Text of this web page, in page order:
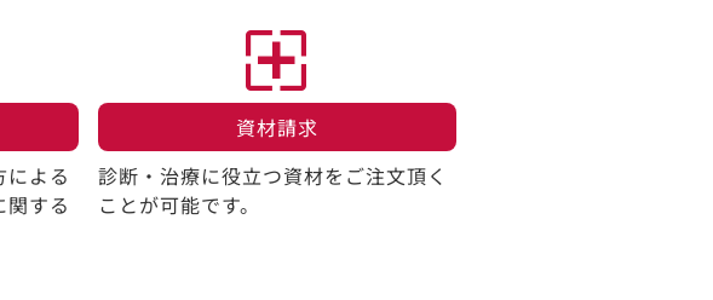
よる
する
資材請求​
診断・治療に役立つ資材をご注文頂く
ことが可能です。